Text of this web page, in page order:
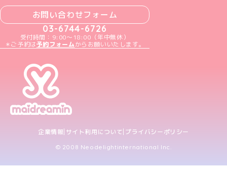
お問い合わせフォーム
03-6744-6726
受付時間：9:00～18:00（年中無休）
＊ご予約は予約フォームからお願いいたします。
企業情報 サイト利用について プライバシーポリシー
© 2008 Neodelightinternational Inc.